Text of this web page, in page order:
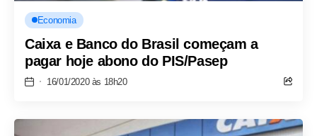
Economia
Caixa e Banco do Brasil começam a
pagar hoje abono do PIS/Pasep
16/01/2020 às 18h20